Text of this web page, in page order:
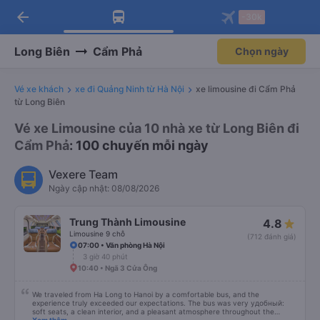
Tải app Vexere ngay!
Nhận ưu đãi thành viên độc
Mở app
Tải app Vexere
-30k/ghế khi đặt vé máy bay qua
Mở app
arrow_back
Long Biên Cẩm Phả Chọn ngày
Vé xe khách xe đi Quảng Ninh từ Hà Nội
xe limousine đi Cẩm Phả
từ Long Biên
Vé xe Limousine của 10 nhà xe từ Long Biên đi
Cẩm Phả: 100 chuyến mỗi ngày
Vexere Team
Ngày cập nhật: 08/08/2026
Trung Thành Limousine
Limousine 9 chỗ
4.8
(712 đánh giá)
07:00 • Văn phòng Hà Nội
3 giờ 40 phút
10:40 • Ngã 3 Cửa Ông
We traveled from Ha Long to Hanoi by a comfortable bus, and the
experience truly exceeded our expectations. The bus was very удобный:
soft seats, a clean interior, and a pleasant atmosphere throughout the